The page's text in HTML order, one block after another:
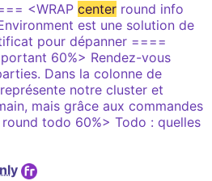
<WRAP centerround info
est une solution de
pour dépanner ====
60%> Rendez-vous
Dans la colonne de
notre cluster et
mais grâce aux commandes
todo 60%> Todo : quelles